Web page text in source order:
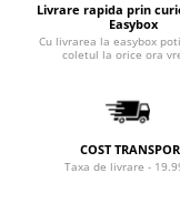
Livrare rapida prin
Easybox
Cu livrarea la easybox
coletul la orice ora
COST
Taxa de livrare -